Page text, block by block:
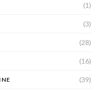
(1)
(3)
(28)
(16)
(39)